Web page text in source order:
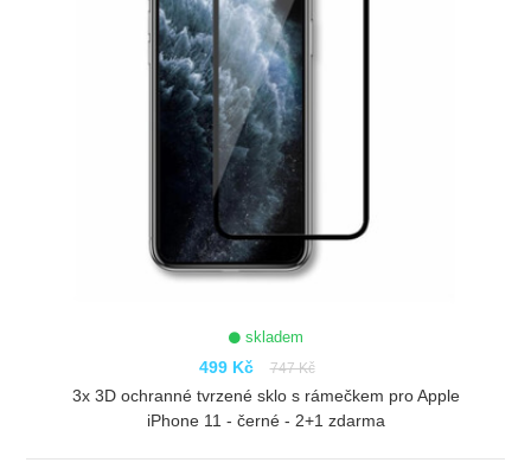
skladem
499 Kč 747 Kč
3x 3D ochranné tvrzené sklo s rámečkem pro Apple
iPhone 11 - černé - 2+1 zdarma